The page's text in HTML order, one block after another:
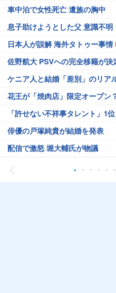
車中泊で女性死亡 遺族の胸中
息子助けようとした父 意識不明
日本人が誤解 海外タトゥー事情
佐野航大 PSVへの完全移籍が決
ケニア人と結婚「差別」のリア
花王が「焼肉店」限定オープン
「許せない不祥事タレント」1位
俳優の戸塚純貴が結婚を発表
配信で激怒 堀大輔氏が物議